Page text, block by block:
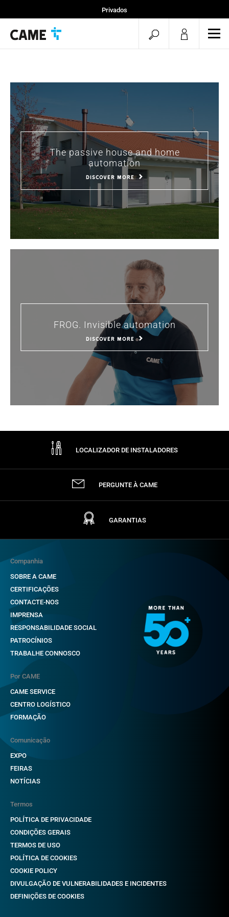
Privados
pesquisa
aberta
The passive house and home
automation
DISCOVER MORE
FROG. Invisible automation
DISCOVER MORE
LOCALIZADOR DE INSTALADORES
PERGUNTE À CAME
GARANTIAS
Companhia
SOBRE A CAME
CERTIFICAÇÕES
CONTACTE-NOS
IMPRENSA
RESPONSABILIDADE SOCIAL
PATROCÍNIOS
TRABALHE CONNOSCO
Por CAME
CAME SERVICE
CENTRO LOGÍSTICO
FORMAÇÃO
Comunicação
EXPO
FEIRAS
NOTÍCIAS
Termos
POLÍTICA DE PRIVACIDADE
CONDIÇÕES GERAIS
TERMOS DE USO
POLÍTICA DE COOKIES
COOKIE POLICY
DIVULGAÇÃO DE VULNERABILIDADES E INCIDENTES
DEFINIÇÕES DE COOKIES